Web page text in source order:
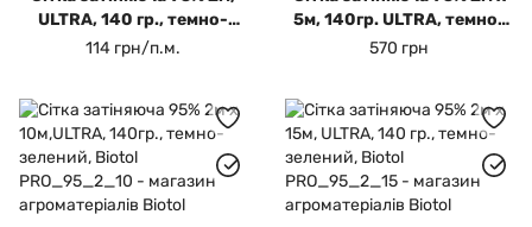
ULTRA, 140 гр., темно-
зелений, на відріз, Biotol,
114 грн/п.м.
5м, 140гр. ULTRA, темно-
зелений, Biotol
570 грн